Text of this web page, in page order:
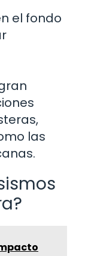
el fondo
las